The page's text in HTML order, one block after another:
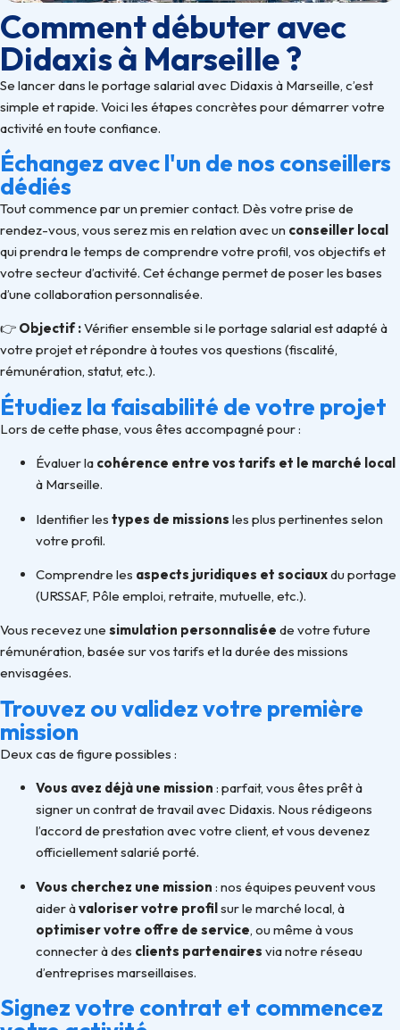
Comment débuter avec
Didaxis à Marseille ?
Se lancer dans le portage salarial avec Didaxis à Marseille, c’est
simple et rapide. Voici les étapes concrètes pour démarrer votre
activité en toute confiance.
Échangez avec l'un de nos conseillers
dédiés
Tout commence par un premier contact. Dès votre prise de
rendez-vous, vous serez mis en relation avec un conseiller local
qui prendra le temps de comprendre votre profil, vos objectifs et
votre secteur d’activité. Cet échange permet de poser les bases
d’une collaboration personnalisée.
👉 Objectif :Vérifier ensemble si le portage salarial est adapté à
votre projet et répondre à toutes vos questions (fiscalité,
rémunération, statut, etc.).
Étudiez la faisabilité de votre projet
Lors de cette phase, vous êtes accompagné pour :
Évaluer la cohérence entre vos tarifs et le marché local
à Marseille.
Identifier les types de missions les plus pertinentes selon
votre profil.
Comprendre les aspects juridiques et sociauxdu portage
(URSSAF, Pôle emploi, retraite, mutuelle, etc.).
Vous recevez une simulation personnalisée de votre future
rémunération, basée sur vos tarifs et la durée des missions
envisagées.
Trouvez ou validez votre première
mission
Deux cas de figure possibles :
Vous avez déjà une mission : parfait, vous êtes prêt à
signer un contrat de travail avec Didaxis. Nous rédigeons
l’accord de prestation avec votre client, et vous devenez
officiellement salarié porté.
Vous cherchez une mission : nos équipes peuvent vous
aider àvaloriser votre profilsur le marché local, à
optimiser votre offre de service, ou même à vous
connecter à des clients partenaires via notre réseau
d’entreprises marseillaises.
Signez votre contrat et commencez